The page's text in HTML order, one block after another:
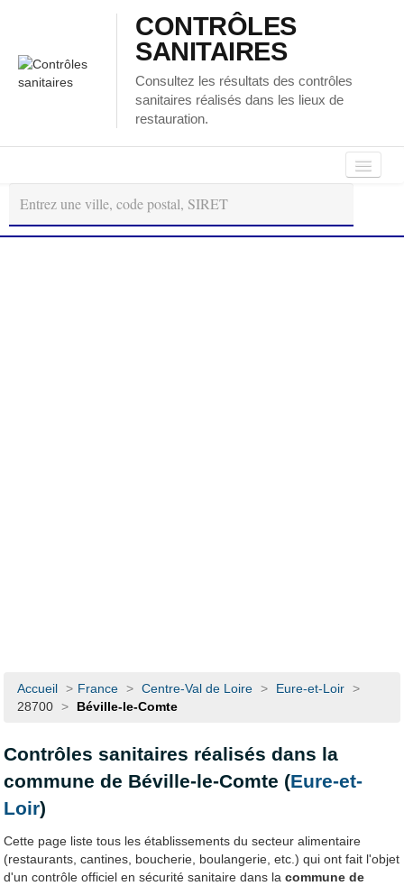
CONTRÔLES
SANITAIRES
Consultez les résultats des contrôles
sanitaires réalisés dans les lieux de
restauration.
Autour
de
moi
Régions
Accueil > France > Centre-Val de Loire > Eure-et-Loir >
28700 > Béville-le-Comte
Contrôles sanitaires réalisés dans la
commune de Béville-le-Comte (Eure-et-
Loir)
Cette page liste tous les établissements du secteur alimentaire
(restaurants, cantines, boucherie, boulangerie, etc.) qui ont fait l'objet
d'un contrôle officiel en sécurité sanitaire dans lacommune de